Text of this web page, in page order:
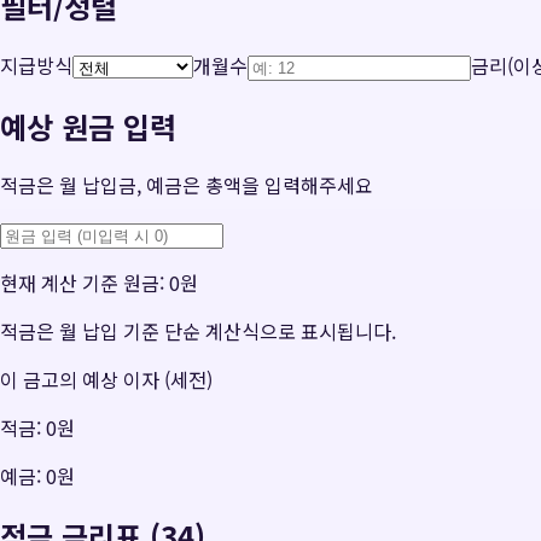
지급방식 개월수 금리(이
예상 원금 입력
적금은 월 납입금, 예금은 총액을 입력해주세요
현재 계산 기준 원금:0원
적금은 월 납입 기준 단순 계산식으로 표시됩니다.
이 금고의 예상 이자 (세전)
적금:0원
예금:0원